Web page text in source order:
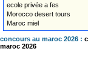
ecole privée a fes
Morocco desert tours
Maroc miel
concours au maroc 2026 :
maroc 2026